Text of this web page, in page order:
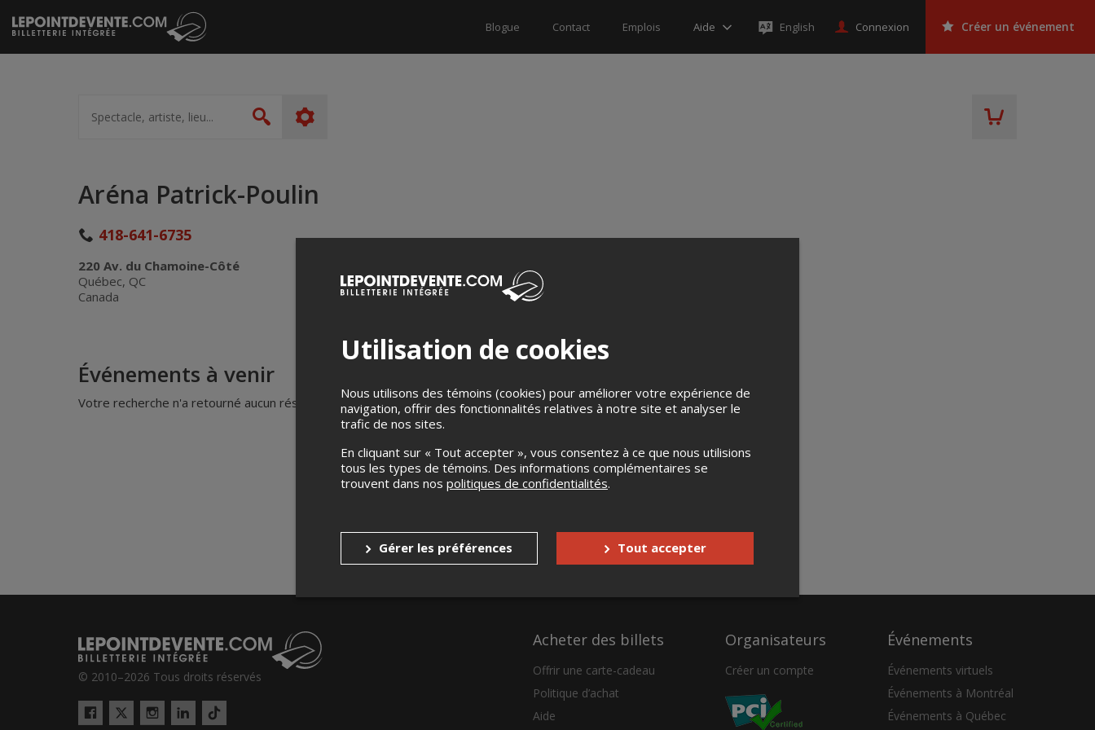
Passer
au
contenu
Blogue Contact Emplois Aide English Connexion Créer un événement
artiste,
lieu...
Rechercher
Aréna Patrick-Poulin
418-641-6735
220 Av. du Chamoine-Côté
Québec, QC
Canada
Événements à venir
Votre recherche n'a retourné aucun résultat.
© 2010–2026 Tous droits réservés
Twitter Tiktok
Acheter des billets
Offrir une carte-cadeau
Politique d’achat
Aide
Organisateurs
Créer un compte
Événements
Événements virtuels
Événements à Montréal
Événements à Québec
Utilisation de cookies
Nous utilisons des témoins (cookies) pour améliorer votre expérience de
navigation, offrir des fonctionnalités relatives à notre site et analyser le
trafic de nos sites.
En cliquant sur « Tout accepter », vous consentez à ce que nous utilisions
tous les types de témoins. Des informations complémentaires se
trouvent dans nos politiques de confidentialités.
Gérer les préférences Tout accepter